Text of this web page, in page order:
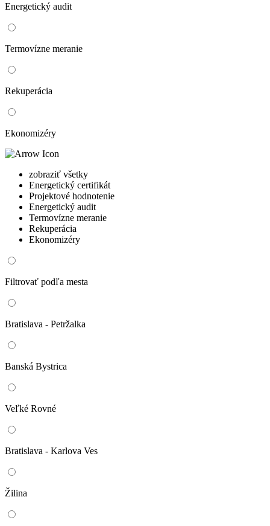
Energetický audit
Termovízne meranie
Rekuperácia
Ekonomizéry
zobraziť všetky
Energetický certifikát
Projektové hodnotenie
Energetický audit
Termovízne meranie
Rekuperácia
Ekonomizéry
Filtrovať podľa mesta
Bratislava - Petržalka
Banská Bystrica
Veľké Rovné
Bratislava - Karlova Ves
Žilina